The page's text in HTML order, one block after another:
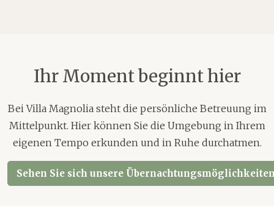
Ihr Moment beginnt hier
Bei Villa Magnolia steht die persönliche Betreuung im
Mittelpunkt. Hier können Sie die Umgebung in Ihrem
eigenen Tempo erkunden und in Ruhe durchatmen.
Sehen Sie sich unsere